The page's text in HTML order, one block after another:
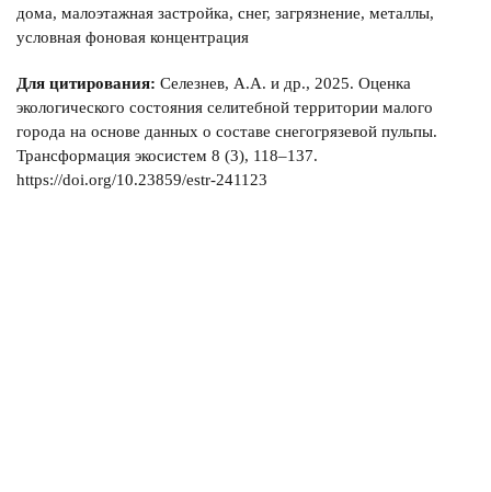
дома, малоэтажная застройка, снег, загрязнение, металлы,
условная фоновая концентрация
Для цитирования: Селезнев, А.А. и др., 2025. Оценка
экологического состояния селитебной территории малого
города на основе данных о составе снегогрязевой пульпы.
Трансформация экосистем 8 (3), 118–137.
https://doi.org/10.23859/estr-241123